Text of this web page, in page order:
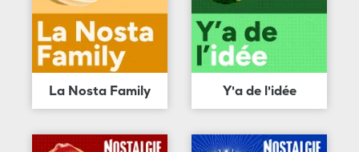
La Nosta Family Y'a de l'idée